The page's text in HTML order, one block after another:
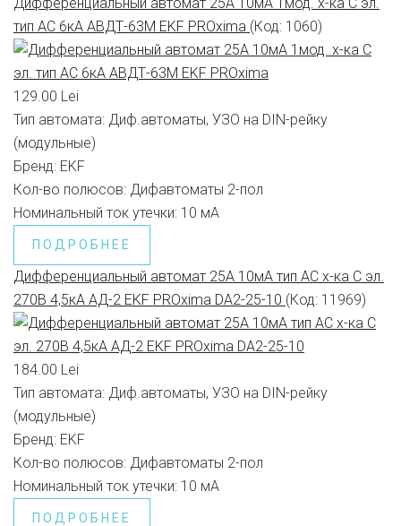
тип AС 6кА АВДТ-63М EKF PROxima (Код: 1060)
129.00 Lei
Тип автомата: Диф.автоматы, УЗО на DIN-рейку
(модульные)
Бренд: EKF
Кол-во полюсов: Дифавтоматы 2-пол
Номинальный ток утечки: 10 мА
ПОДРОБНЕЕ
Дифференциальный автомат 25А 10мА тип АС х-ка C эл.
270В 4,5кА АД-2 EKF PROxima DA2-25-10 (Код: 11969)
184.00 Lei
Тип автомата: Диф.автоматы, УЗО на DIN-рейку
(модульные)
Бренд: EKF
Кол-во полюсов: Дифавтоматы 2-пол
Номинальный ток утечки: 10 мА
ПОДРОБНЕЕ